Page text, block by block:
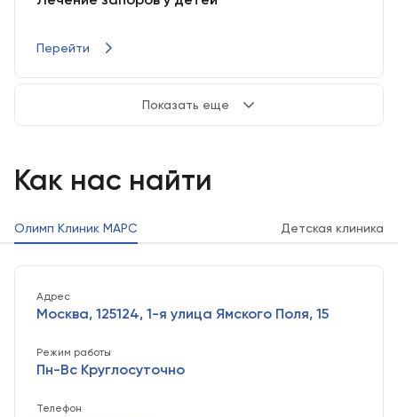
Перейти
Показать еще
Как нас найти
Олимп Клиник МАРС Детская клиника
Адрес
Москва, 125124, 1-я улица Ямского Поля, 15
Режим работы
Пн-Вс Круглосуточно
Телефон